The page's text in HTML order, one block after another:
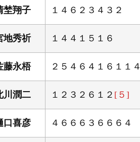
埜翔子 １４６２３４３２
地秀祈 １４４１５１６
藤永梧 ２５４６４１６１１４
川潤二 １２３２６１２ [５]
口喜彦 ４６６６３６６６４